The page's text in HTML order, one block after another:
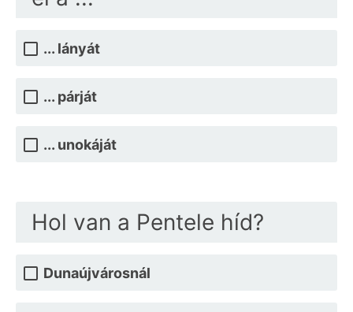
... lányát
... párját
... unokáját
Hol van a Pentele híd?
Dunaújvárosnál